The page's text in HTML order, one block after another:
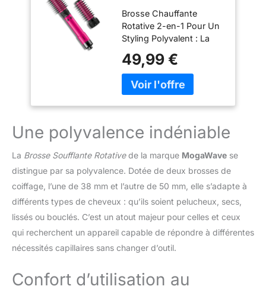
Chauffante
Rotative, Rouge
Brosse Chauffante
Rotative 2-en-1 Pour Un
Styling Polyvalent : La
soufflante rotative dans
un seul appareil pratique
pour un coiffage facile au
interchangeables de 32
mm et 50 mm, cette
brosse brushing
chauffante convient
parfaitement pour créer
du volume, lisser les
cheveux, former des
ondulations naturelles ou
des boucles définies.
Cette brosse rotative
cheveux s’adapte aux
longs et longs pour un
résultat soigné à la
49,99 €
Une polyvalence indéniable
La Brosse Soufflante Rotativede la marque MogaWave se
distingue par sa polyvalence. Dotée de deux brosses de
coiffage, l’une de 38 mm et l’autre de 50 mm, elle s’adapte à
différents types de cheveux : qu’ils soient pelucheux, secs,
lissés ou bouclés. C’est un atout majeur pour celles et ceux
qui recherchent un appareil capable de répondre à différentes
nécessités capillaires sans changer d’outil.
Confort d’utilisation au